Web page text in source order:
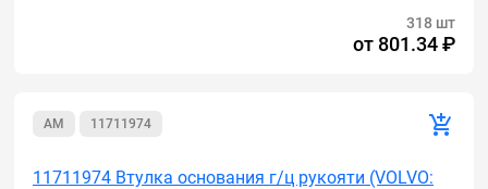
318 шт
от 801.34 ₽
AM 11711974
11711974 Втулка основания г/ц рукояти (VOLVO: